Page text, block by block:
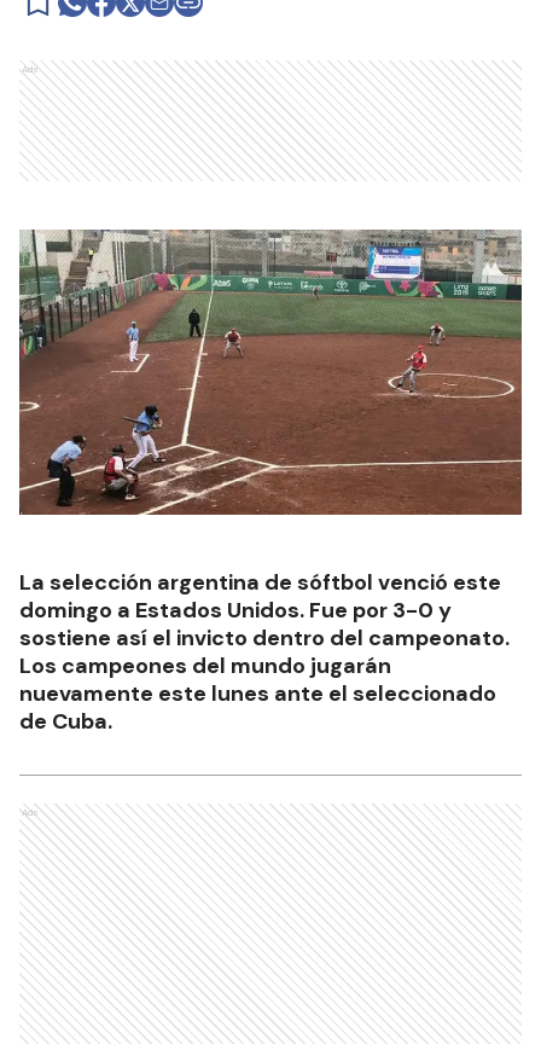
Ads
La selección argentina de sóftbol venció este
domingo a Estados Unidos. Fue por 3-0 y
sostiene así el invicto dentro del campeonato.
Los campeones del mundo jugarán
nuevamente este lunes ante el seleccionado
de Cuba.
Ads